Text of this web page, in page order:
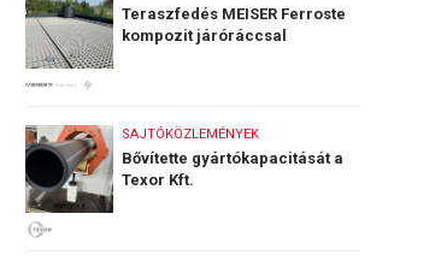
Teraszfedés MEISER Ferroste
kompozit járóráccsal
SAJTÓKÖZLEMÉNYEK
Bővítette gyártókapacitását a
Texor Kft.